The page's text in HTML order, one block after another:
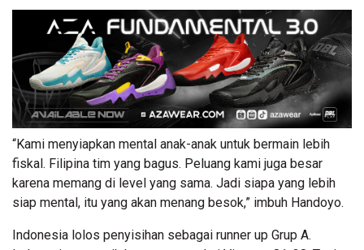
“Kami menyiapkan mental anak-anak untuk bermain lebih
fiskal. Filipina tim yang bagus. Peluang kami juga besar
karena memang di level yang sama. Jadi siapa yang lebih
siap mental, itu yang akan menang besok,” imbuh Handoyo.
Indonesia lolos penyisihan sebagai runner up Grup A.